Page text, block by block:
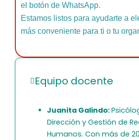
el botón de WhatsApp.
Estamos listos para ayudarte a
más conveniente para ti o tu
Equipo docente
Juanita Galindo:
Dirección y Gestión de
Humanos. Con más de